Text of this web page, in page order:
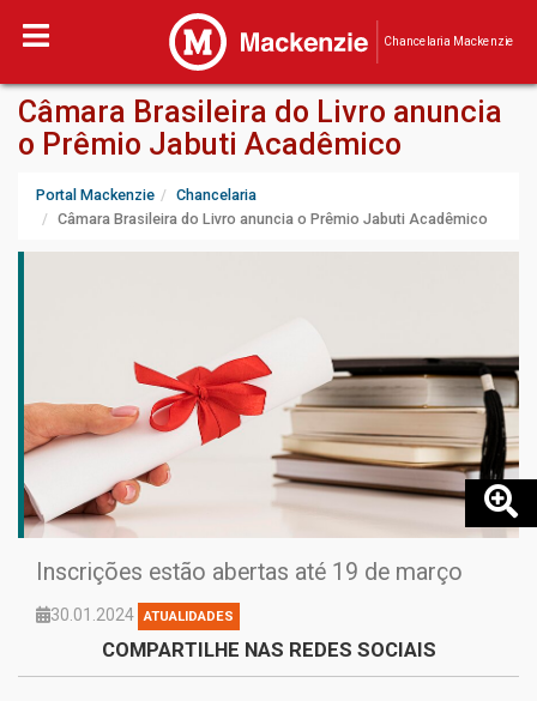
Chancelaria Mackenzie
Câmara Brasileira do Livro anuncia
o Prêmio Jabuti Acadêmico
Portal Mackenzie
Chancelaria
Câmara Brasileira do Livro anuncia o Prêmio Jabuti Acadêmico
Inscrições estão abertas até 19 de março
30.01.2024 ATUALIDADES
COMPARTILHE NAS REDES SOCIAIS